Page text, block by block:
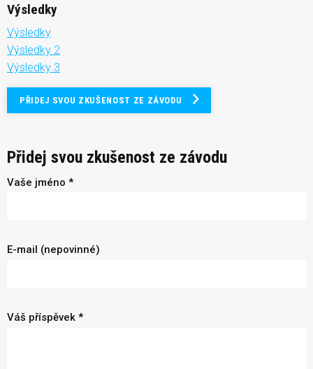
Výsledky
Výsledky
Výsledky 2
Výsledky 3
PŘIDEJ SVOU ZKUŠENOST ZE ZÁVODU
Přidej svou zkušenost ze závodu
Vaše jméno *
E-mail (nepovinné)
Váš příspěvek *